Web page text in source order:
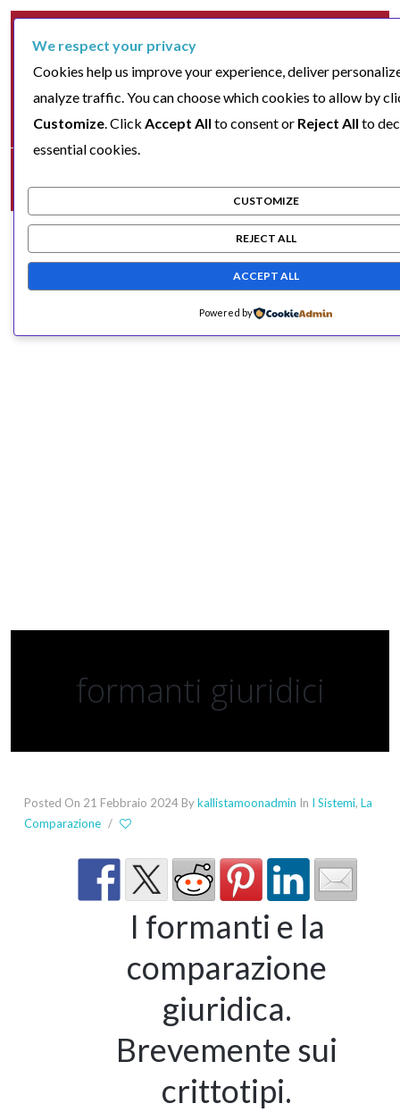
formanti giuridici
Posted On 21 Febbraio 2024 Bykallistamoonadmin In I Sistemi, La
Comparazione /
I formanti e la
comparazione
giuridica.
Brevemente sui
crittotipi.
We respect your privacy
Cookies help us improve your experience, deliver
analyze traffic. You can choose which cookies to allow by
Customize. Click Accept All to consent or Reject All to
essential cookies.
CUSTOMIZE
REJECT ALL
ACCEPT ALL
Powered by